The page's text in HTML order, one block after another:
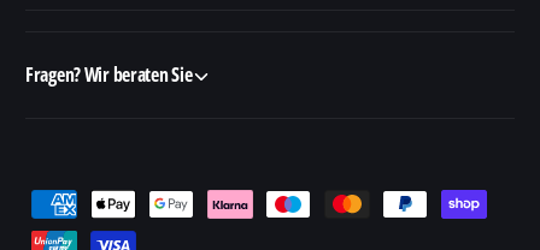
Fragen? Wir beraten Sie
a